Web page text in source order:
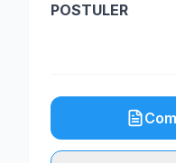
POSTULER